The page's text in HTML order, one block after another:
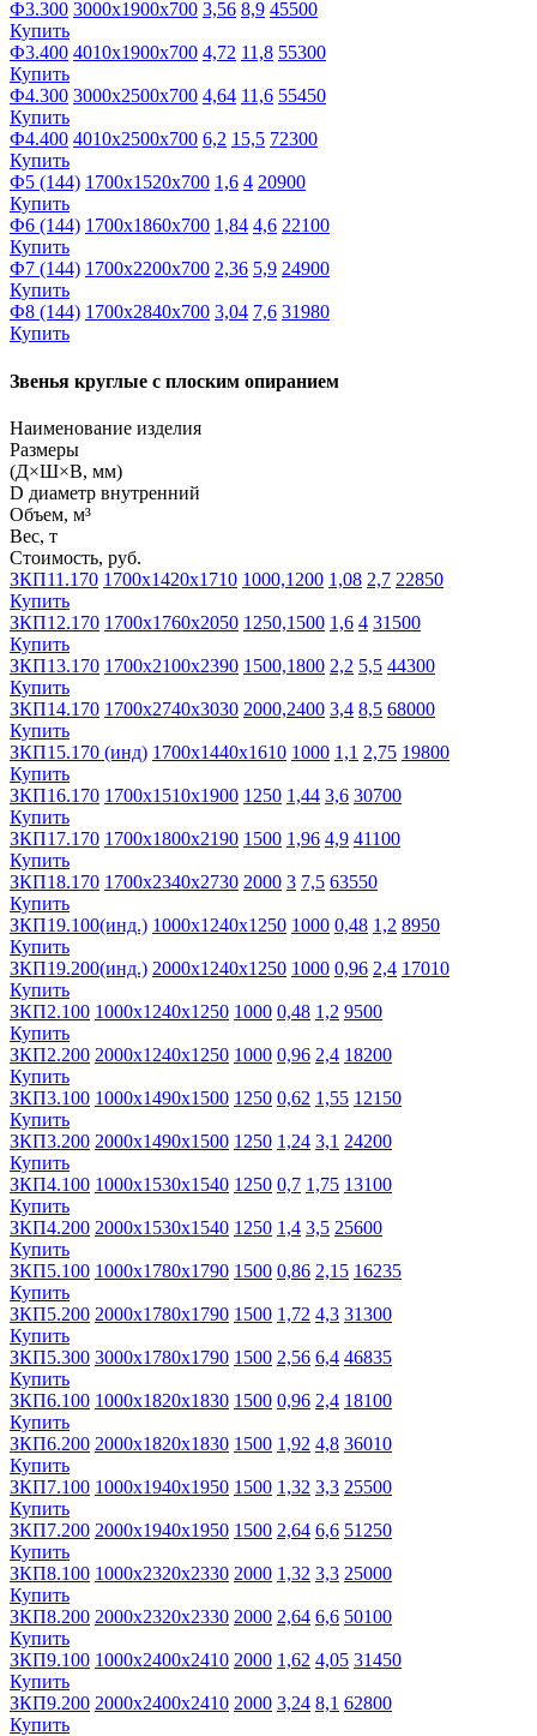
Ф3.300 3000х1900х700 3,56 8,9 45500
Купить
Ф3.400 4010х1900х700 4,72 11,8 55300
Купить
Ф4.300 3000х2500х700 4,64 11,6 55450
Купить
Ф4.400 4010х2500х700 6,2 15,5 72300
Купить
Ф5 (144) 1700х1520х700 1,6 4 20900
Купить
Ф6 (144) 1700х1860х700 1,84 4,6 22100
Купить
Ф7 (144) 1700х2200х700 2,36 5,9 24900
Купить
Ф8 (144) 1700х2840х700 3,04 7,6 31980
Купить
Звенья круглые с плоским опиранием
Наименование изделия
Размеры
(Д×Ш×В, мм)
D диаметр внутренний
Объем, м³
Вес, т
Стоимость, руб.
ЗКП11.170 1700х1420х1710 1000,1200 1,08 2,7 22850
Купить
ЗКП12.170 1700х1760х2050 1250,1500 1,6 4 31500
Купить
ЗКП13.170 1700х2100х2390 1500,1800 2,2 5,5 44300
Купить
ЗКП14.170 1700х2740х3030 2000,2400 3,4 8,5 68000
Купить
ЗКП15.170 (инд) 1700х1440х1610 1000 1,1 2,75 19800
Купить
ЗКП16.170 1700х1510х1900 1250 1,44 3,6 30700
Купить
ЗКП17.170 1700х1800х2190 1500 1,96 4,9 41100
Купить
ЗКП18.170 1700х2340х2730 2000 3 7,5 63550
Купить
ЗКП19.100(инд.) 1000х1240х1250 1000 0,48 1,2 8950
Купить
ЗКП19.200(инд.) 2000х1240х1250 1000 0,96 2,4 17010
Купить
ЗКП2.100 1000х1240х1250 1000 0,48 1,2 9500
Купить
ЗКП2.200 2000х1240х1250 1000 0,96 2,4 18200
Купить
ЗКП3.100 1000х1490х1500 1250 0,62 1,55 12150
Купить
ЗКП3.200 2000х1490х1500 1250 1,24 3,1 24200
Купить
ЗКП4.100 1000х1530х1540 1250 0,7 1,75 13100
Купить
ЗКП4.200 2000х1530х1540 1250 1,4 3,5 25600
Купить
ЗКП5.100 1000х1780х1790 1500 0,86 2,15 16235
Купить
ЗКП5.200 2000х1780х1790 1500 1,72 4,3 31300
Купить
ЗКП5.300 3000х1780х1790 1500 2,56 6,4 46835
Купить
ЗКП6.100 1000х1820х1830 1500 0,96 2,4 18100
Купить
ЗКП6.200 2000х1820х1830 1500 1,92 4,8 36010
Купить
ЗКП7.100 1000х1940х1950 1500 1,32 3,3 25500
Купить
ЗКП7.200 2000х1940х1950 1500 2,64 6,6 51250
Купить
ЗКП8.100 1000х2320х2330 2000 1,32 3,3 25000
Купить
ЗКП8.200 2000х2320х2330 2000 2,64 6,6 50100
Купить
ЗКП9.100 1000х2400х2410 2000 1,62 4,05 31450
Купить
ЗКП9.200 2000х2400х2410 2000 3,24 8,1 62800
Купить